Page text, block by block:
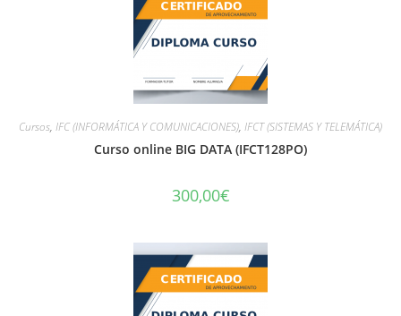
Cursos, IFC (INFORMÁTICA Y COMUNICACIONES), IFCT (SISTEMAS Y TELEMÁTICA)
Curso online BIG DATA (IFCT128PO)
300,00€